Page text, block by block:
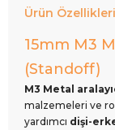
Ürün Özellikleri
15mm M3
(Standoff)
M3 Metal
malzemeleri ve
yardımcı dişi-